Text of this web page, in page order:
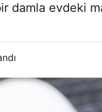
damla evdeki